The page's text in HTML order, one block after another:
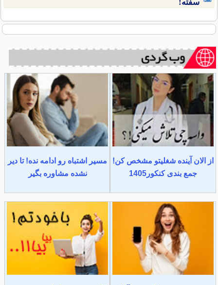
سفته!
از الان آینده شغلیتو مشخص کن!
جمع بندی کنکور1405
مسیر اشتباه رو ادامه نده! تا دیر
نشده مشاوره بگیر